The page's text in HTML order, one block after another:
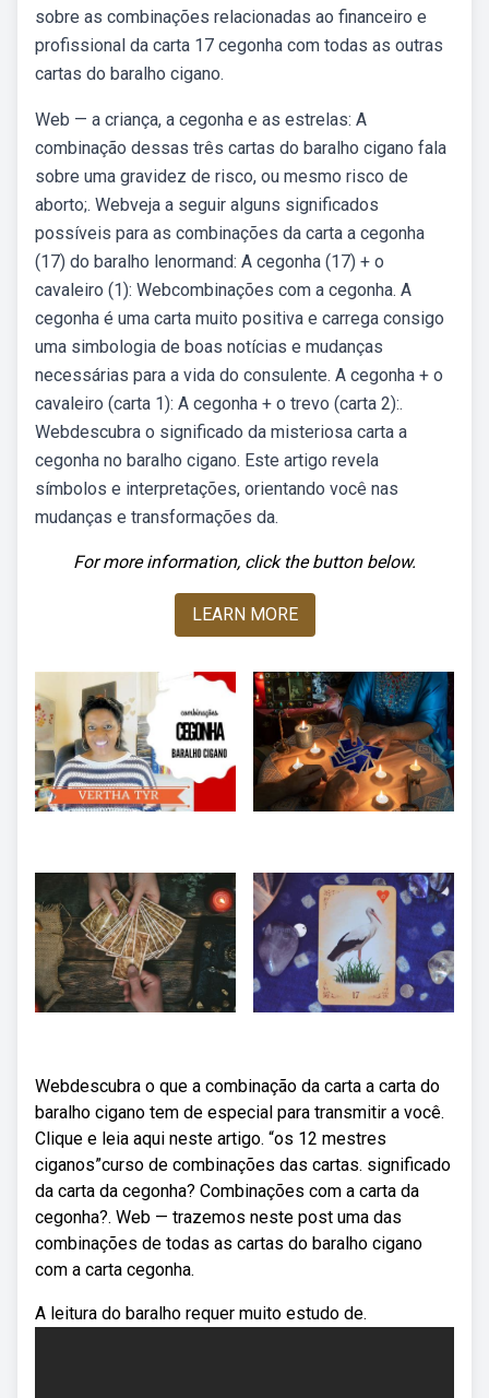
sobre as combinações relacionadas ao financeiro e
profissional da carta 17 cegonha com todas as outras
cartas do baralho cigano.
Web — a criança, a cegonha e as estrelas: A
combinação dessas três cartas do baralho cigano fala
sobre uma gravidez de risco, ou mesmo risco de
aborto;. Webveja a seguir alguns significados
possíveis para as combinações da carta a cegonha
(17) do baralho lenormand: A cegonha (17) + o
cavaleiro (1): Webcombinações com a cegonha. A
cegonha é uma carta muito positiva e carrega consigo
uma simbologia de boas notícias e mudanças
necessárias para a vida do consulente. A cegonha + o
cavaleiro (carta 1): A cegonha + o trevo (carta 2):.
Webdescubra o significado da misteriosa carta a
cegonha no baralho cigano. Este artigo revela
símbolos e interpretações, orientando você nas
mudanças e transformações da.
For more information, click the button below.
LEARN MORE
Webdescubra o que a combinação da carta a carta do
baralho cigano tem de especial para transmitir a você.
Clique e leia aqui neste artigo. “os 12 mestres
ciganos”curso de combinações das cartas. significado
da carta da cegonha? Combinações com a carta da
cegonha?. Web — trazemos neste post uma das
combinações de todas as cartas do baralho cigano
com a carta cegonha.
A leitura do baralho requer muito estudo de.